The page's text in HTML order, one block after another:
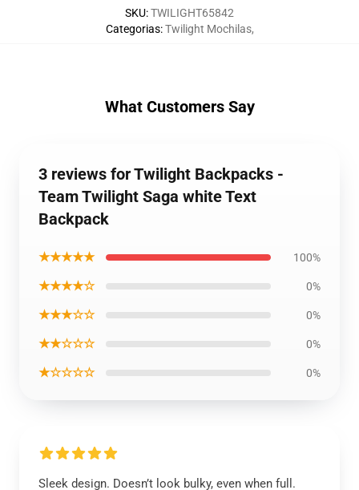
SKU:TWILIGHT65842
Categorias:Twilight Mochilas,
What Customers Say
3 reviews for Twilight Backpacks -
Team Twilight Saga white Text
Backpack
★★★★★ 100%
★★★★☆ 0%
★★★☆☆ 0%
★★☆☆☆ 0%
★☆☆☆☆ 0%
Sleek design. Doesn’t look bulky, even when full.